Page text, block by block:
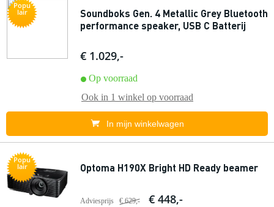
Popu
lair
Soundboks Gen. 4 Metallic Grey Bluetooth
performance speaker, USB C Batterij
€ 1.029,-
Op voorraad
Ook in 1 winkel op voorraad
In mijn winkelwagen
Popu
lair Optoma H190X Bright HD Ready beamer
Adviesprijs € 629,- € 448,-